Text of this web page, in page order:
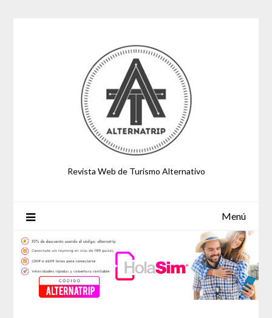
Revista Web de Turismo Alternativo
Menú